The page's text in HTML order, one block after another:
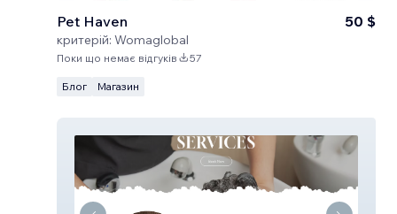
Pet Haven
критерій: Womaglobal
50 $
Поки що немає відгуків 57
Блог Магазин